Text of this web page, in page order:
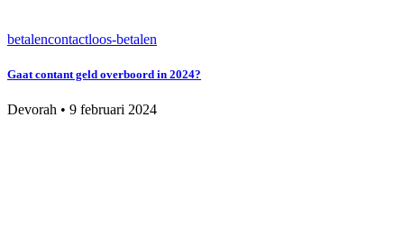
betalencontactloos-betalen
Gaat contant geld overboord in 2024?
Devorah • 9 februari 2024